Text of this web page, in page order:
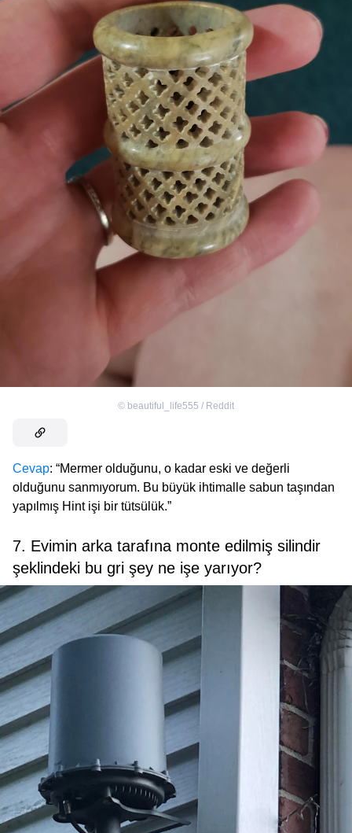
© beautiful_life555 / Reddit
Cevap: “Mermer olduğunu, o kadar eski ve değerli
olduğunu sanmıyorum. Bu büyük ihtimalle sabun taşından
yapılmış Hint işi bir tütsülük.”
7. Evimin arka tarafına monte edilmiş silindir
şeklindeki bu gri şey ne işe yarıyor?